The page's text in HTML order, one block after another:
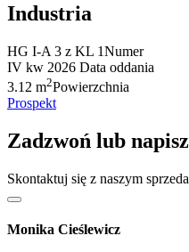
Industria
HG I-A 3 z KL 1Numer
IV kw 2026 Data oddania
3.12 m2Powierzchnia
Prospekt
Zadzwoń lub napisz
Skontaktuj się z naszym
Monika Cieślewicz